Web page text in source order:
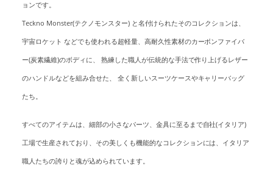
ョンです。
Teckno Monster(テクノモンスター) と名付けられたそのコレクションは、
宇宙ロケット などでも使われる超軽量、高耐久性素材のカーボンファイバ
ー(炭素繊維)のボディに、 熟練した職人が伝統的な手法で作り上げるレザー
のハンドルなどを組み合せた、 全く新しいスーツケースやキャリーバッグ
たち。
すべてのアイテムは、細部の小さなパーツ、金具に至るまで自社(イタリア)
工場で生産されており、その美しくも機能的なコレクションには、イタリア
職人たちの誇りと魂が込められています。